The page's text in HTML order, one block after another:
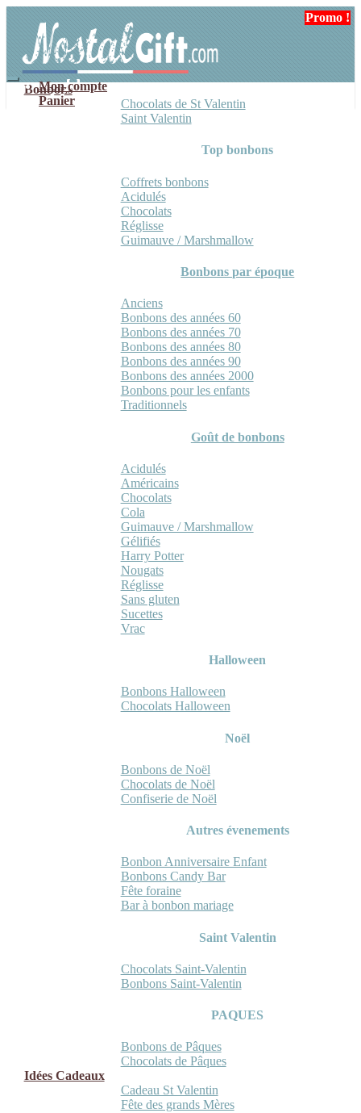
navigation
contenu
Mon compte
Panier
Bonbons
Chocolats de St Valentin
Saint Valentin
Top bonbons
Coffrets bonbons
Acidulés
Chocolats
Réglisse
Guimauve / Marshmallow
Bonbons par époque
Anciens
Bonbons des années 60
Bonbons des années 70
Bonbons des années 80
Bonbons des années 90
Bonbons des années 2000
Bonbons pour les enfants
Traditionnels
Goût de bonbons
Acidulés
Américains
Chocolats
Cola
Guimauve / Marshmallow
Gélifiés
Harry Potter
Nougats
Réglisse
Sans gluten
Sucettes
Vrac
Halloween
Bonbons Halloween
Chocolats Halloween
Noël
Bonbons de Noël
Chocolats de Noël
Confiserie de Noël
Autres évenements
Bonbon Anniversaire Enfant
Bonbons Candy Bar
Fête foraine
Bar à bonbon mariage
Saint Valentin
Chocolats Saint-Valentin
Bonbons Saint-Valentin
PAQUES
Bonbons de Pâques
Chocolats de Pâques
Idées Cadeaux
Cadeau St Valentin
Fête des grands Mères
Promo !
Promo !
Promo !
Promo !